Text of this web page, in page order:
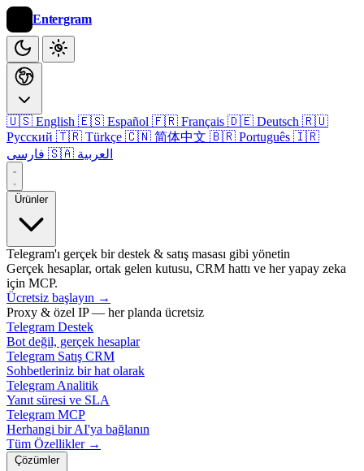
Entergram
🇺🇸 English 🇪🇸 Español 🇫🇷 Français 🇩🇪 Deutsch 🇷🇺
Русский 🇹🇷 Türkçe 🇨🇳 简体中文 🇧🇷 Português 🇮🇷
🇸🇦 العربية
Ürünler
Telegram'ı gerçek bir destek & satış masası gibi yönetin
Gerçek hesaplar, ortak gelen kutusu, CRM hattı ve her yapay zeka
için MCP.
Ücretsiz başlayın →
Proxy & özel IP — her planda ücretsiz
Telegram Destek
Bot değil, gerçek hesaplar
Telegram Satış CRM
Sohbetleriniz bir hat olarak
Telegram Analitik
Yanıt süresi ve SLA
Telegram MCP
Herhangi bir AI'ya bağlanın
Tüm Özellikler →
Çözümler